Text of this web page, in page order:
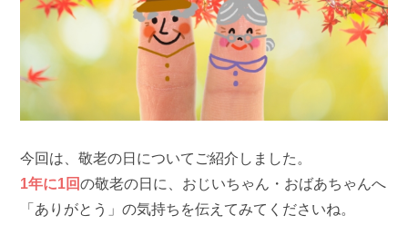
今回は、敬老の日についてご紹介しました。
1年に1回の敬老の日に、おじいちゃん・おばあちゃんへ
「ありがとう」の気持ちを伝えてみてくださいね。